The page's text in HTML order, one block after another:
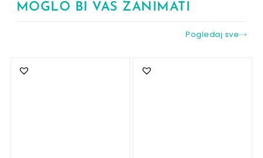
MOGLO BI VAS ZANIMATI
Pogledaj sve